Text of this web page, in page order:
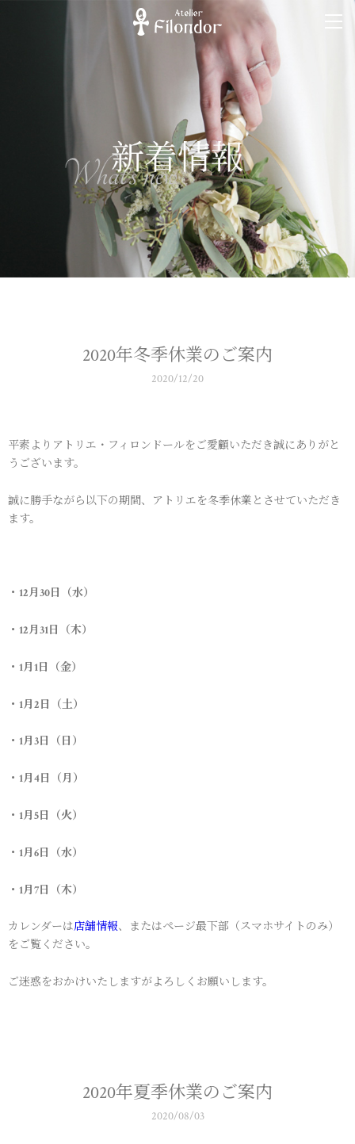
2020年冬季休業のご案内
2020/12/20
平素よりアトリエ・フィロンドールをご愛顧いただき誠にありがと
うございます。
誠に勝手ながら以下の期間、アトリエを冬季休業とさせていただき
ます。
・12月30日（水）
・12月31日（木）
・1月1日（金）
・1月2日（土）
・1月3日（日）
・1月4日（月）
・1月5日（火）
・1月6日（水）
・1月7日（木）
カレンダーは店舗情報、またはページ最下部（スマホサイトのみ）
をご覧ください。
ご迷惑をおかけいたしますがよろしくお願いします。
2020年夏季休業のご案内
2020/08/03